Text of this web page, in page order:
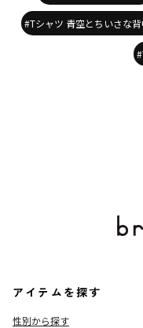
#Tシャツ 青空とちいさな背
アイテムを探す
性別から探す